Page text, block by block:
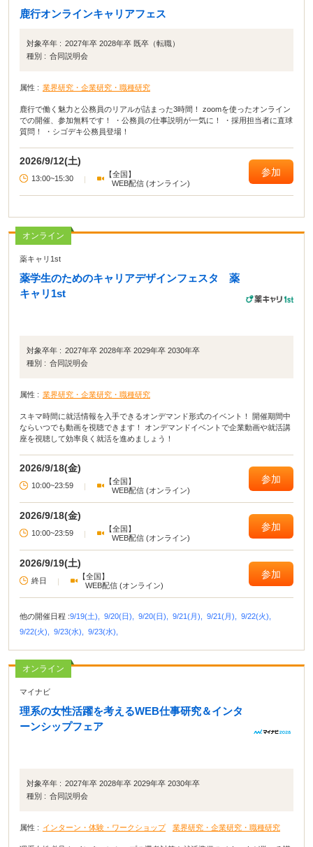
鹿行オンラインキャリアフェス
対象卒年 : 2027年卒 2028年卒 既卒（転職）
種別 : 合同説明会
属性 : 業界研究・企業研究・職種研究
鹿行で働く魅力と公務員のリアルが詰まった3時間！ zoomを使ったオンライン
での開催、参加無料です！ ・公務員の仕事説明が一気に！ ・採用担当者に直球
質問！ ・シゴデキ公務員登場！
2026/9/12(土)
13:00~15:30 |
【全国】
WEB配信 (オンライン)
参加
オンライン
薬キャリ1st
薬学生のためのキャリアデザインフェスタ 薬
キャリ1st
対象卒年 : 2027年卒 2028年卒 2029年卒 2030年卒
種別 : 合同説明会
属性 : 業界研究・企業研究・職種研究
スキマ時間に就活情報を入手できるオンデマンド形式のイベント！ 開催期間中
ならいつでも動画を視聴できます！ オンデマンドイベントで企業動画や就活講
座を視聴して効率良く就活を進めましょう！
2026/9/18(金)
10:00~23:59 |
【全国】
WEB配信 (オンライン)
参加
2026/9/18(金)
10:00~23:59 |
【全国】
WEB配信 (オンライン)
参加
2026/9/19(土)
終日 |
【全国】
WEB配信 (オンライン)
参加
他の開催日程 :9/19(土), 9/20(日), 9/20(日), 9/21(月), 9/21(月),
9/22(火),
9/22(火),
9/23(水), 9/23(水),
オンライン
マイナビ
理系の女性活躍を考えるWEB仕事研究＆インタ
ーンシップフェア
対象卒年 : 2027年卒 2028年卒 2029年卒 2030年卒
種別 : 合同説明会
属性 : インターン・体験・ワークショップ 業界研究・企業研究・職種研究